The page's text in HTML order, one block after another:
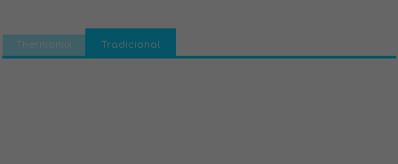
Thermomix Tradicional